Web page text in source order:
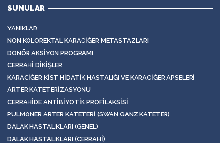
SUNULAR
YANIKLAR
NON KOLOREKTAL KARACIĞER METASTAZLARI
DONÖR AKSIYON PROGRAMI
CERRAHI DIKIŞLER
KARACIĞER KIST HIDATIK HASTALIĞI VE KARACIĞER APSELERI
ARTER KATETERIZASYONU
CERRAHIDE ANTIBIYOTIK PROFILAKSISI
PULMONER ARTER KATETERI (SWAN GANZ KATETER)
DALAK HASTALIKLARI (GENEL)
DALAK HASTALIKLARI (CERRAHI)